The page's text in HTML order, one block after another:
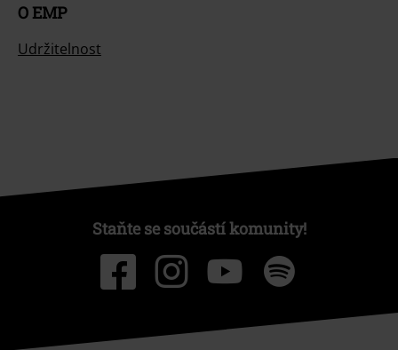
O EMP
Udržitelnost
Staňte se součástí komunity!